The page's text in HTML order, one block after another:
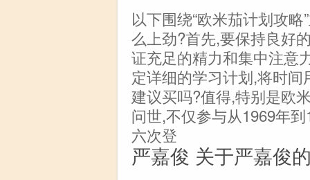
以下围绕“欧米茄计划攻
么上劲?首先,要保持良好
证充足的精力和集中注意
定详细的学习计划,将时
建议买吗?值得,特别是欧
问世,不仅参与从1969年
六次登
严嘉俊 关于严嘉俊